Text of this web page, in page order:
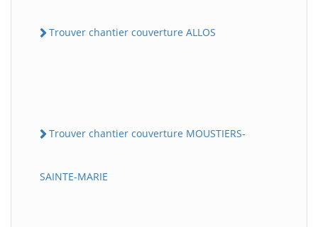
Trouver chantier couverture ALLOS
Trouver chantier couverture MOUSTIERS-
SAINTE-MARIE